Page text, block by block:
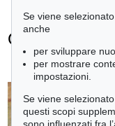
Otto Mueller
tute le offerte
Se viene
anche
per sviluppare
per mostrare
impostazioni.
Se viene
questi scopi